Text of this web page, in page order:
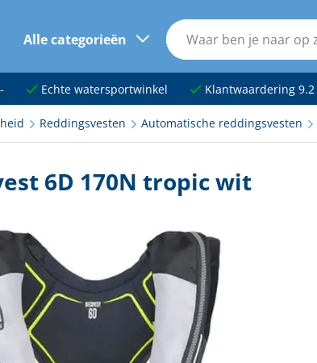
Alle categorieën
Echte watersportwinkel Klantwaardering 9.2
Reddingsvesten Automatische reddingsvesten
6D 170N tropic wit